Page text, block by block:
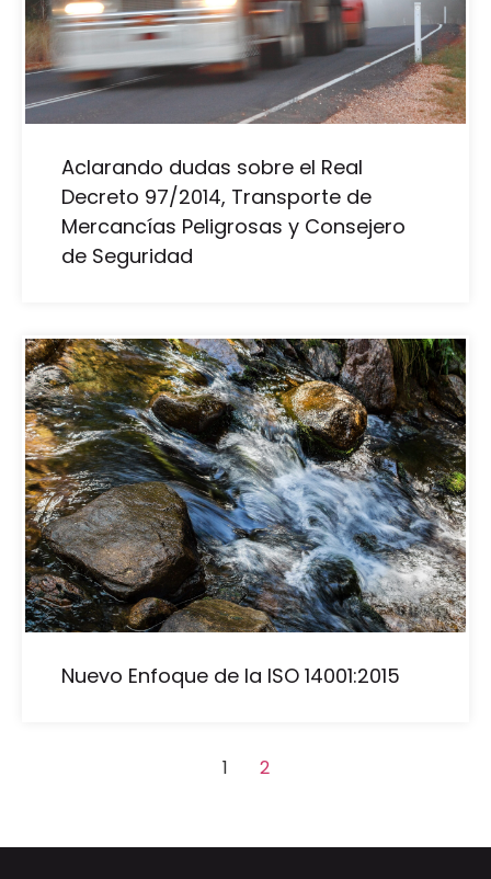
Aclarando dudas sobre el Real
Decreto 97/2014, Transporte de
Mercancías Peligrosas y Consejero
de Seguridad
Nuevo Enfoque de la ISO 14001:2015
1 2